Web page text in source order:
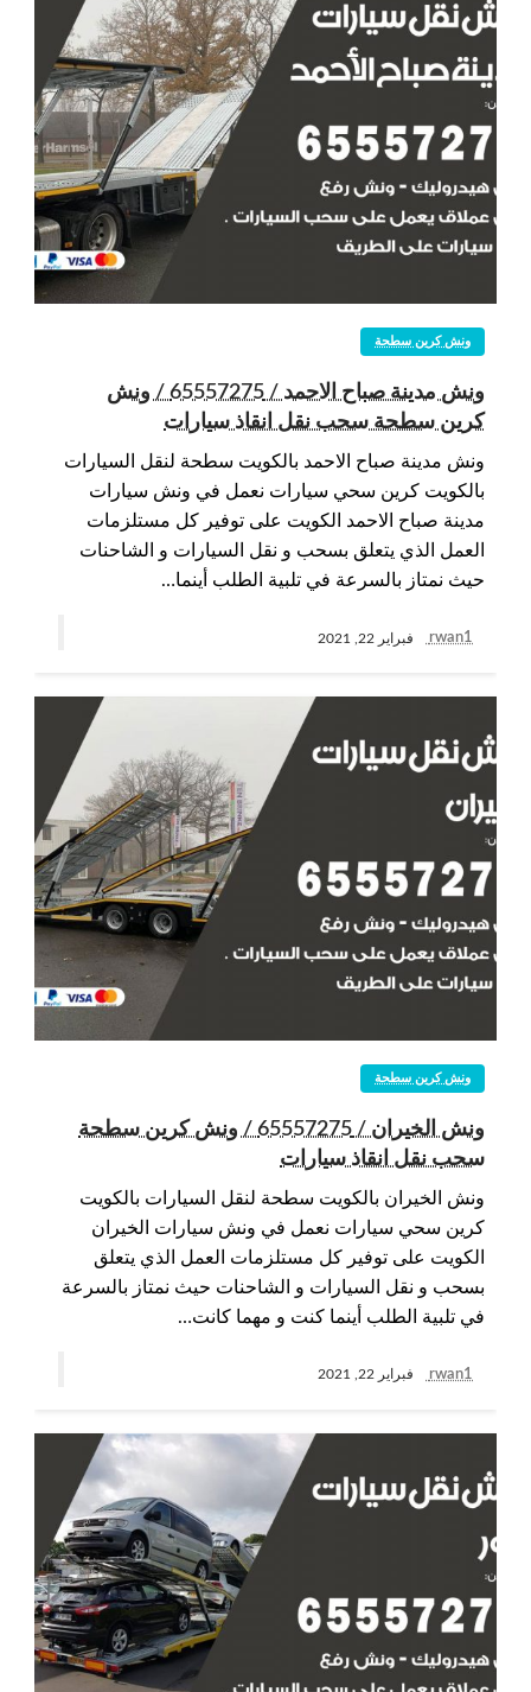
ونش كرين سطحة
ونش مدينة صباح الاحمد / 65557275 / ونش
كرين سطحة سحب نقل انقاذ سيارات
ونش مدينة صباح الاحمد بالكويت سطحة لنقل السيارات
بالكويت كرين سحي سيارات نعمل في ونش سيارات
مدينة صباح الاحمد الكويت على توفير كل مستلزمات
العمل الذي يتعلق بسحب و نقل السيارات و الشاحنات
حيث نمتاز بالسرعة في تلبية الطلب أينما…
rwan1 فبراير 22, 2021
ونش كرين سطحة
ونش الخيران / 65557275 / ونش كرين سطحة
سحب نقل انقاذ سيارات
ونش الخيران بالكويت سطحة لنقل السيارات بالكويت
كرين سحي سيارات نعمل في ونش سيارات الخيران
الكويت على توفير كل مستلزمات العمل الذي يتعلق
بسحب و نقل السيارات و الشاحنات حيث نمتاز بالسرعة
في تلبية الطلب أينما كنت و مهما كانت…
rwan1 فبراير 22, 2021